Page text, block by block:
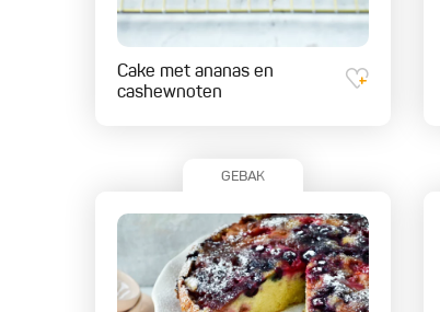
Cake met ananas en
cashewnoten
GEBAK